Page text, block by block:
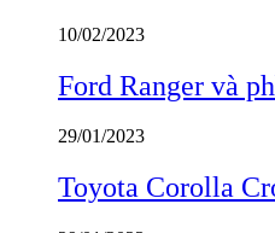
10/02/2023
Ford Ranger và
29/01/2023
Toyota Corolla